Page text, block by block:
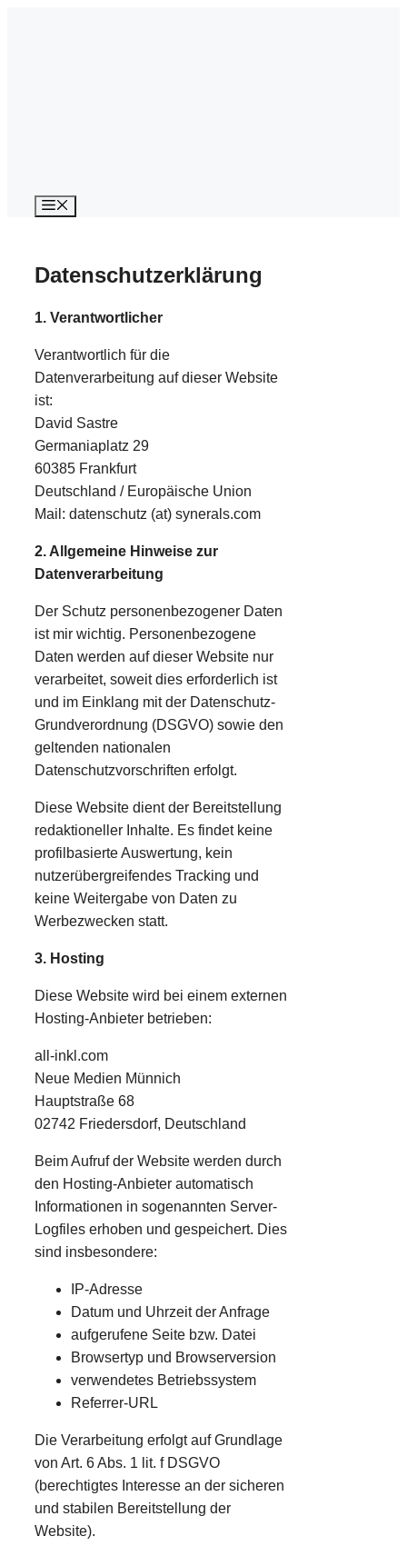
Datenschutzerklärung
1. Verantwortlicher
Verantwortlich für die
Datenverarbeitung auf dieser Website
ist:
David Sastre
Germaniaplatz 29
60385 Frankfurt
Deutschland / Europäische Union
Mail: datenschutz (at) synerals.com
2. Allgemeine Hinweise zur
Datenverarbeitung
Der Schutz personenbezogener Daten
ist mir wichtig. Personenbezogene
Daten werden auf dieser Website nur
verarbeitet, soweit dies erforderlich ist
und im Einklang mit der Datenschutz-
Grundverordnung (DSGVO) sowie den
geltenden nationalen
Datenschutzvorschriften erfolgt.
Diese Website dient der Bereitstellung
redaktioneller Inhalte. Es findet keine
profilbasierte Auswertung, kein
nutzerübergreifendes Tracking und
keine Weitergabe von Daten zu
Werbezwecken statt.
3. Hosting
Diese Website wird bei einem externen
Hosting-Anbieter betrieben:
all-inkl.com
Neue Medien Münnich
Hauptstraße 68
02742 Friedersdorf, Deutschland
Beim Aufruf der Website werden durch
den Hosting-Anbieter automatisch
Informationen in sogenannten Server-
Logfiles erhoben und gespeichert. Dies
sind insbesondere:
IP-Adresse
Datum und Uhrzeit der Anfrage
aufgerufene Seite bzw. Datei
Browsertyp und Browserversion
verwendetes Betriebssystem
Referrer-URL
Die Verarbeitung erfolgt auf Grundlage
von Art. 6 Abs. 1 lit. f DSGVO
(berechtigtes Interesse an der sicheren
und stabilen Bereitstellung der
Website).